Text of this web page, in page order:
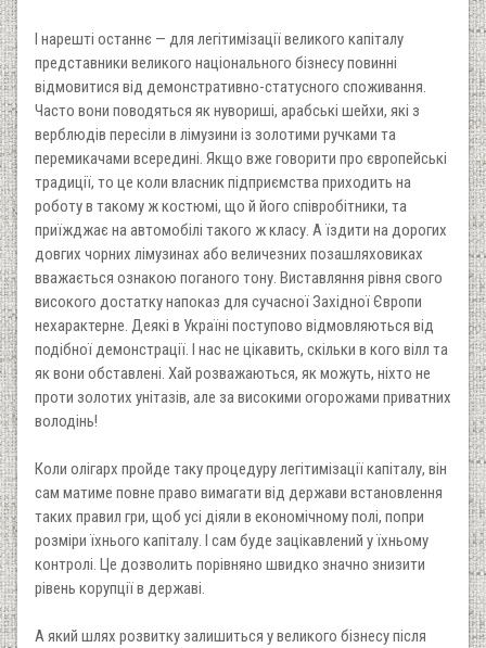
I нарешті останнє — для легітимізації великого капіталу
представники великого національного бізнесу повинні
відмовитися від демонстративно-статусного споживання.
Часто вони поводяться як нувориші, арабські шейхи, які з
верблюдів пересіли в лімузини із золотими ручками та
перемикачами всередині. Якщо вже говорити про європейські
традиції, то це коли власник підприємства приходить на
роботу в такому ж костюмі, що й його співробітники, та
приїжджає на автомобілі такого ж класу. А їздити на дорогих
довгих чорних лімузинах або величезних позашляховиках
вважається ознакою поганого тону. Виставляння рівня свого
високого достатку напоказ для сучасної Західної Європи
нехарактерне. Деякі в Україні поступово відмовляються від
подібної демонстрації. I нас не цікавить, скільки в кого вілл та
як вони обставлені. Хай розважаються, як можуть, ніхто не
проти золотих унітазів, але за високими огорожами приватних
володінь!
Коли олігарх пройде таку процедуру легітимізації капіталу, він
сам матиме повне право вимагати від держави встановлення
таких правил гри, щоб усі діяли в економічному полі, попри
розміри їхнього капіталу. I сам буде зацікавлений у їхньому
контролі. Це дозволить порівняно швидко значно знизити
рівень корупції в державі.
А який шлях розвитку залишиться у великого бізнесу після